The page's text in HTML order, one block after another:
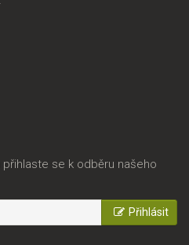
se k odběru našeho
Přihlásit